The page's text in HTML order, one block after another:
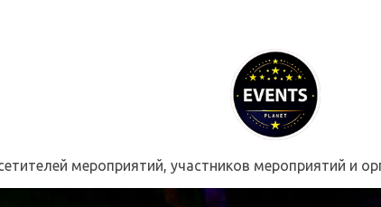
мероприятий, участников мероприятий и